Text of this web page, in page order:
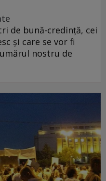
de bună-credință, cei
și care se vor fi
nostru de